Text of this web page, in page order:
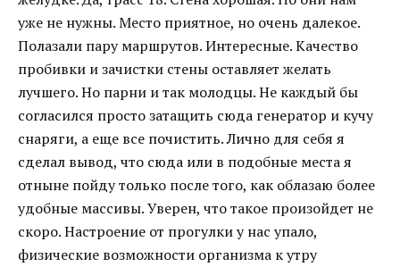
уже не нужны. Место приятное, но очень далекое.
Полазали пару маршрутов. Интересные. Качество
пробивки и зачистки стены оставляет желать
лучшего. Но парни и так молодцы. Не каждый бы
согласился просто затащить сюда генератор и кучу
снаряги, а еще все почистить. Лично для себя я
сделал вывод, что сюда или в подобные места я
отныне пойду только после того, как облазаю более
удобные массивы. Уверен, что такое произойдет не
скоро. Настроение от прогулки у нас упало,
физические возможности организма к утру